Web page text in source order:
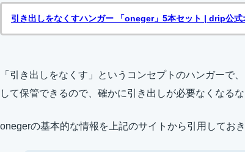
引き出しをなくすハンガー 「oneger」5本セット | drip公式
「引き出しをなくす」というコンセプトのハンガーで
して保管できるので、確かに引き出しが必要なくなるな
onegerの基本的な情報を上記のサイトから引用しておき